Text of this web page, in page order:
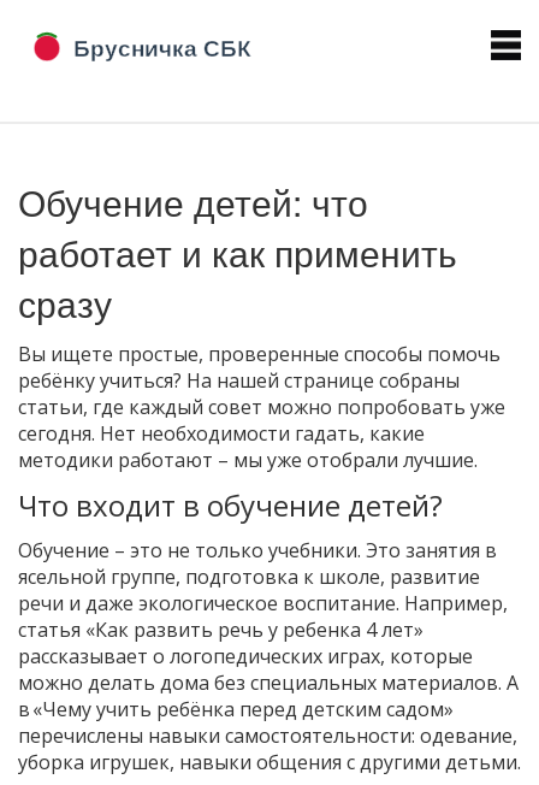
Обучение детей: что
работает и как применить
сразу
Вы ищете простые, проверенные способы помочь
ребёнку учиться? На нашей странице собраны
статьи, где каждый совет можно попробовать уже
сегодня. Нет необходимости гадать, какие
методики работают – мы уже отобрали лучшие.
Что входит в обучение детей?
Обучение – это не только учебники. Это занятия в
ясельной группе, подготовка к школе, развитие
речи и даже экологическое воспитание. Например,
статья «Как развить речь у ребенка 4 лет»
рассказывает о логопедических играх, которые
можно делать дома без специальных материалов. А
в «Чему учить ребёнка перед детским садом»
перечислены навыки самостоятельности: одевание,
уборка игрушек, навыки общения с другими детьми.